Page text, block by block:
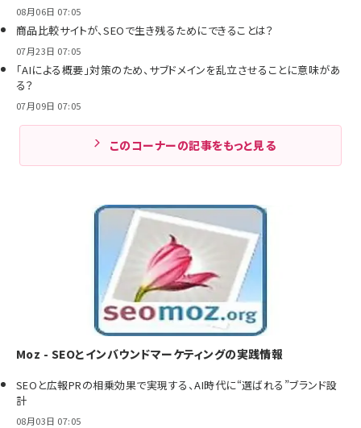
08月06日 07:05
商品比較サイトが、SEOで生き残るためにできることは？
07月23日 07:05
「AIによる概要」対策のため、サブドメインを乱立させることに意味があ
る？
07月09日 07:05
このコーナーの記事をもっと見る
Moz - SEOとインバウンドマーケティングの実践情報
SEOと広報PRの相乗効果で実現する、AI時代に“選ばれる”ブランド設
計
08月03日 07:05